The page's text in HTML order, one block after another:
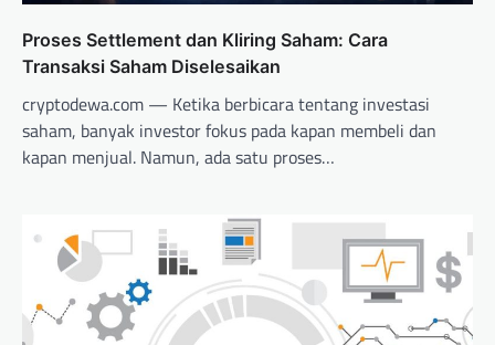
Proses Settlement dan Kliring Saham: Cara
Transaksi Saham Diselesaikan
cryptodewa.com — Ketika berbicara tentang investasi
saham, banyak investor fokus pada kapan membeli dan
kapan menjual. Namun, ada satu proses…